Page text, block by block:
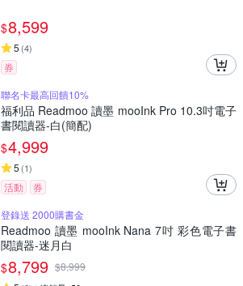
$8,599
5 (4)
券
聯名卡最高回饋10%
福利品 Readmoo 讀墨 mooInk Pro 10.3吋電子
書閱讀器-白(簡配)
$4,999
5 (1)
活動 券
登錄送 2000購書金
Readmoo 讀墨 mooInk Nana 7吋 彩色電子書
閱讀器-迷月白
$8,799 $8,999